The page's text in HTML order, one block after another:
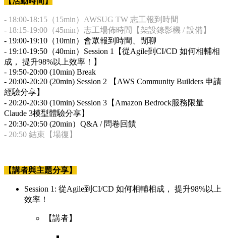
- 18:00-18:15（15min）AWSUG TW 志工報到時間
- 18:15-19:00（45min）志工場佈時間【架設錄影機 / 設備】
- 19:00-19:10（10min）會眾報到時間、閒聊
- 19:10-19:50（40min）Session 1【從Agile到CI/CD 如何相輔相
成， 提升98%以上效率！】
- 19:50-20:00 (10min) Break
- 20:00-20:20 (20min) Session 2 【AWS Community Builders 申請
經驗分享】
- 20:20-20:30 (10min) Session 3【Amazon Bedrock服務限量
Claude 3模型體驗分享】
- 20:30-20:50 (20min）Q&A / 問卷回饋
- 20:50 結束【場復】
【講者與主題分享】
Session 1: 從Agile到CI/CD 如何相輔相成， 提升98%以上
效率！
【講者】